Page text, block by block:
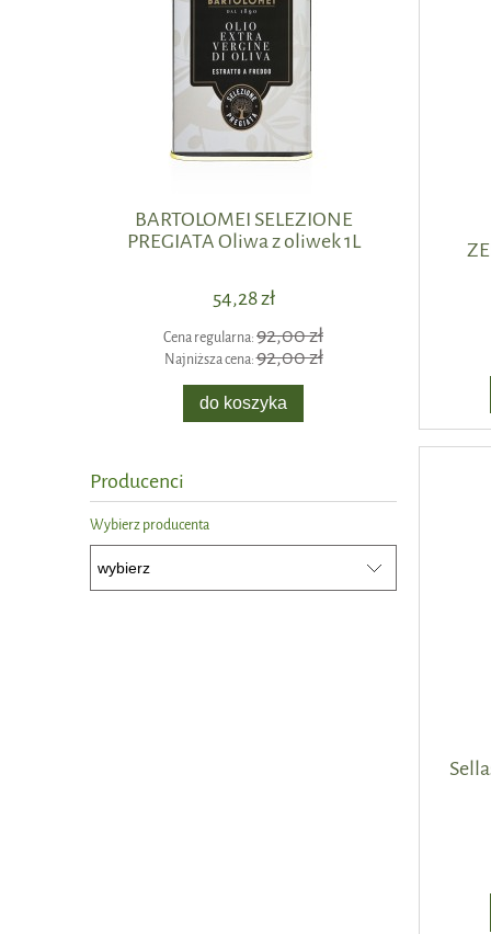
BARTOLOMEI SELEZIONE
PREGIATA Oliwa z oliwek 1L
54,28 zł
Cena regularna:92,00 zł
Najniższa cena:92,00 zł
do koszyka
Producenci
Wybierz producenta